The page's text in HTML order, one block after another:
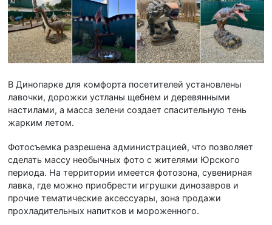
В Динопарке для комфорта посетителей установлены
лавочки, дорожки устланы щебнем и деревянными
настилами, а масса зелени создает спасительную тень
жарким летом.
Фотосъемка разрешена администрацией, что позволяет
сделать массу необычных фото с жителями Юрского
периода. На территории имеется фотозона, сувенирная
лавка, где можно приобрести игрушки динозавров и
прочие тематические аксессуары, зона продажи
прохладительных напитков и мороженного.